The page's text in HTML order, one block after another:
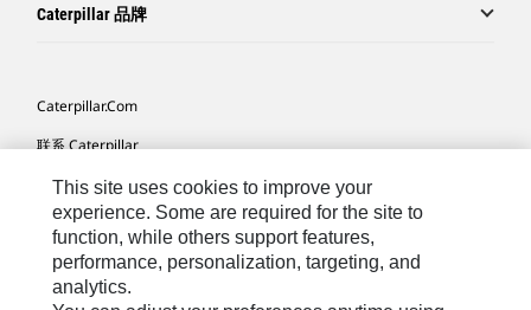
Caterpillar 品牌
Caterpillar.com
联系 Caterpillar
我的营销首选项
站点地图
Cookie Settings
法律
This site uses cookies to improve your
experience. Some are required for the site to
function, while others support features,
performance, personalization, targeting, and
analytics.